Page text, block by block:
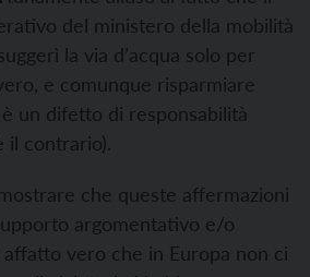
del ministero della mobilità
la via d’acqua solo per
e comunque risparmiare
un difetto di responsabilità
il contrario).
che queste affermazioni
argomentativo e/o
vero che in Europa non ci